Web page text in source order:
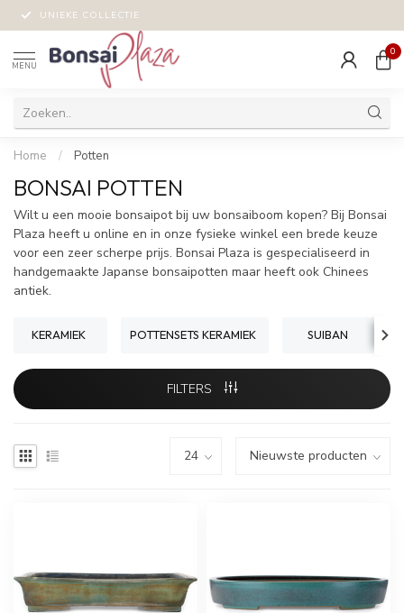
UNIEKE COLLECTIE
MENU
0
Home / Potten
BONSAI POTTEN
Wilt u een mooie bonsaipot bij uw bonsaiboom kopen? Bij Bonsai
Plaza heeft u online en in onze fysieke winkel een brede keuze
voor een zeer scherpe prijs. Bonsai Plaza is gespecialiseerd in
handgemaakte Japanse bonsaipotten maar heeft ook Chinees
antiek.
KERAMIEK POTTENSETS KERAMIEK SUIBAN
FILTERS